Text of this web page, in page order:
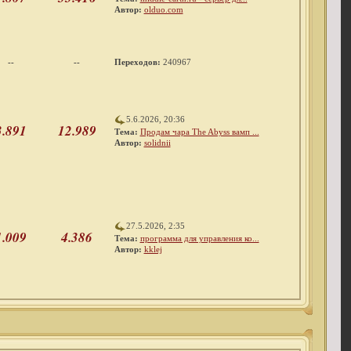
Автор: olduo.com
-- -- Переходов: 240967
12.989
5.6.2026, 20:36
Тема: Продам чара The Abyss вамп ...
Автор: solidnii
4.386
27.5.2026, 2:35
Тема: программа для управления ко...
Автор: kklej